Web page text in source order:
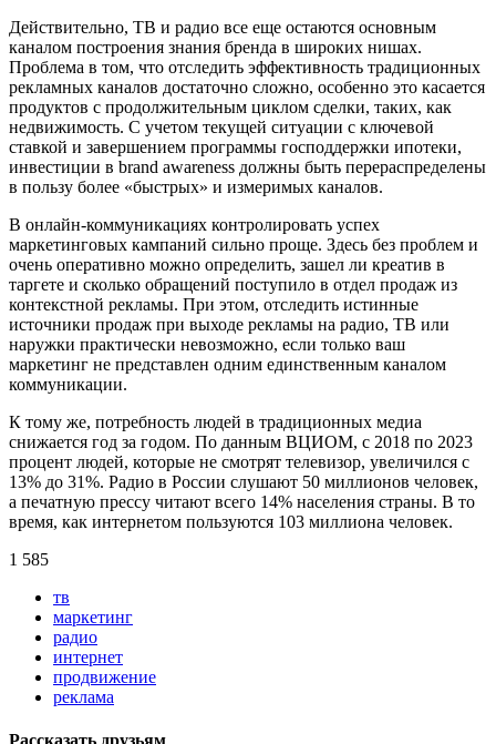
Действительно, ТВ и радио все еще остаются основным
каналом построения знания бренда в широких нишах.
Проблема в том, что отследить эффективность традиционных
рекламных каналов достаточно сложно, особенно это касается
продуктов с продолжительным циклом сделки, таких, как
недвижимость. С учетом текущей ситуации с ключевой
ставкой и завершением программы господдержки ипотеки,
инвестиции в brand awareness должны быть перераспределены
в пользу более «быстрых» и измеримых каналов.
В онлайн-коммуникациях контролировать успех
маркетинговых кампаний сильно проще. Здесь без проблем и
очень оперативно можно определить, зашел ли креатив в
таргете и сколько обращений поступило в отдел продаж из
контекстной рекламы. При этом, отследить истинные
источники продаж при выходе рекламы на радио, ТВ или
наружки практически невозможно, если только ваш
маркетинг не представлен одним единственным каналом
коммуникации.
К тому же, потребность людей в традиционных медиа
снижается год за годом. По данным ВЦИОМ, с 2018 по 2023
процент людей, которые не смотрят телевизор, увеличился с
13% до 31%. Радио в России слушают 50 миллионов человек,
а печатную прессу читают всего 14% населения страны. В то
время, как интернетом пользуются 103 миллиона человек.
1 585
тв
маркетинг
радио
интернет
продвижение
реклама
Рассказать друзьям